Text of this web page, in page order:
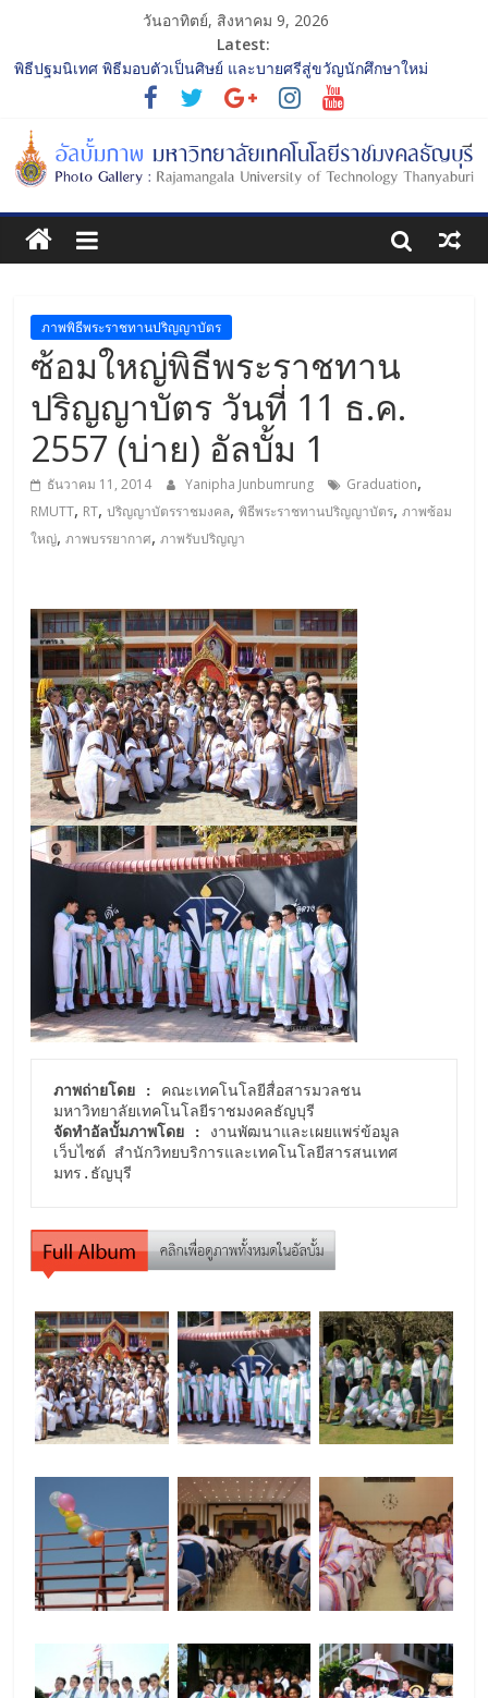
วันอาทิตย์, สิงหาคม 9, 2026
Latest:
พิธีปฐมนิเทศ พิธีมอบตัวเป็นศิษย์ และบายศรีสู่ขวัญนักศึกษาใหม่
ประจำปีการศึกษา 2568 รุ่นที่ 2
การประกวดทูตกิจกรรม ประจำปีการศึกษา 2568 “RMUTT Freshy
2025 Time to Nine-T”
โครงการแลกเปลี่ยนเรียนรู้บทบาทของกรรมการสภามหาวิทยาลัย
เทคโนโลยีราชมงคลธัญบุรี
รับน้องเข้าคณะศิลปกรรมศาสตร์ “โยนลูกรักษ์”
พิธีปฐมนิเทศ พิธีมอบตัวเป็นศิษย์ และบายศรีสู่ขวัญนักศึกษาใหม่
ประจำปีการศึกษา 2568 รุ่นที่ 3
ภาพพิธีพระราชทานปริญญาบัตร
ซ้อมใหญ่พิธีพระราชทาน
ปริญญาบัตร วันที่ 11 ธ.ค.
2557 (บ่าย) อัลบั้ม 1
ธันวาคม 11, 2014 Yanipha Junbumrung Graduation,
RMUTT, RT,ปริญญาบัตรราชมงคล,พิธีพระราชทานปริญญาบัตร,ภาพซ้อม
ใหญ่,ภาพบรรยากาศ,ภาพรับปริญญา
ภาพถ่ายโดย :
คณะเทคโนโลยีสื่อสารมวลชน
จัดทำอัลบั้มภาพโดย :
งานพัฒนาและเผยแพร่ข้อมูล
เว็บไซต์ สำนักวิทยบริการและเทคโนโลยีสารสนเทศ
มทร.ธัญบุรี